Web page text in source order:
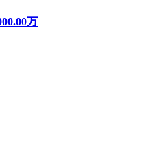
万